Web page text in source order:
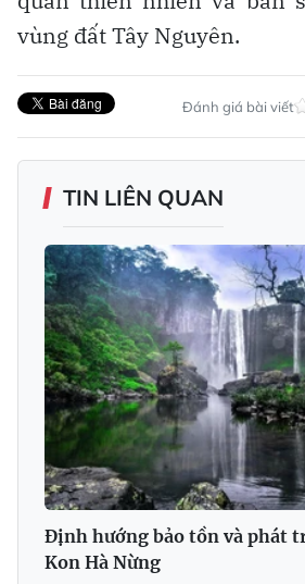
vùng đất Tây Nguyên.
Đánh giá bài viết
TIN LIÊN QUAN
Ðịnh hướng bảo tồn và phát
Kon Hà Nừng